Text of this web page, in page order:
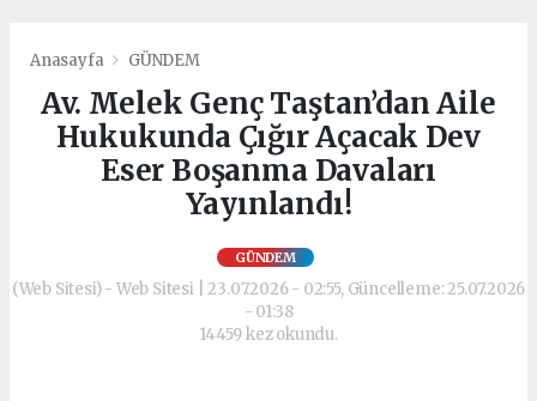
Anasayfa GÜNDEM
Av. Melek Genç Taştan’dan Aile
Hukukunda Çığır Açacak Dev
Eser Boşanma Davaları
Yayınlandı!
GÜNDEM
(Web Sitesi) - Web Sitesi | 23.07.2026 - 02:55, Güncelleme: 25.07.2026
- 01:38
14459 kez okundu.